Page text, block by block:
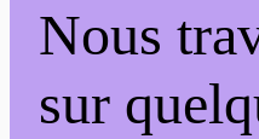
Nous
sur